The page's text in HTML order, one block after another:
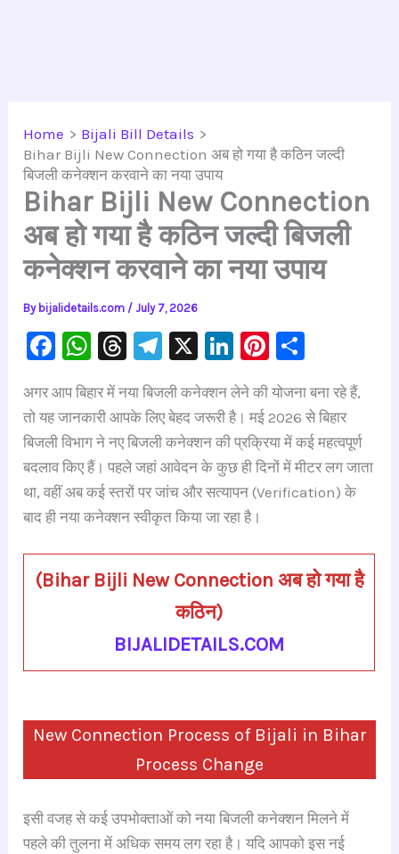
Home
Bijali Bill Details
Bihar Bijli New Connection अब हो गया है कठिन जल्दी
बिजली कनेक्शन करवाने का नया उपाय
Bihar Bijli New Connection
अब हो गया है कठिन जल्दी बिजली
कनेक्शन करवाने का नया उपाय
By bijalidetails.com /July 7, 2026
F
c
e
b
o
o
k
W
at
s
A
p
p
T
e
a
d
s
Te
gr
a
m
X
Li
k
e
dI
n
Pi
er
e
st
ar
e
अगर आप बिहार में नया बिजली कनेक्शन लेने की योजना बना रहे हैं,
तो यह जानकारी आपके लिए बेहद जरूरी है। मई 2026 से बिहार
बिजली विभाग ने नए बिजली कनेक्शन की प्रक्रिया में कई महत्वपूर्ण
बदलाव किए हैं। पहले जहां आवेदन के कुछ ही दिनों में मीटर लग जाता
था, वहीं अब कई स्तरों पर जांच और सत्यापन (Verification) के
बाद ही नया कनेक्शन स्वीकृत किया जा रहा है।
(Bihar Bijli New Connection अब हो गया है
कठिन)
BIJALIDETAILS.COM
New Connection Process of Bijali in Bihar
Process Change
इसी वजह से कई उपभोक्ताओं को नया बिजली कनेक्शन मिलने में
पहले की तुलना में अधिक समय लग रहा है। यदि आपको इस नई